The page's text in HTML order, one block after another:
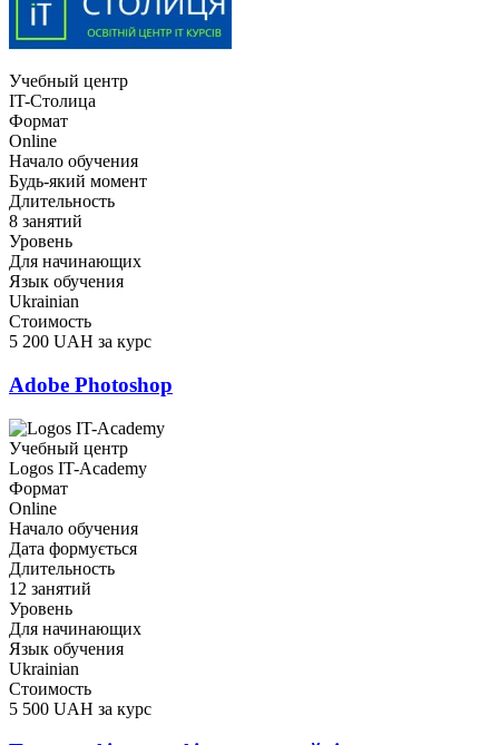
Учебный центр
IT-Столица
Формат
Online
Начало обучения
Будь-який момент
Длительность
8 занятий
Уровень
Для начинающих
Язык обучения
Ukrainian
Стоимость
5 200 UAH за курс
Adobe Photoshop
Учебный центр
Logos IT-Academy
Формат
Online
Начало обучения
Дата формується
Длительность
12 занятий
Уровень
Для начинающих
Язык обучения
Ukrainian
Стоимость
5 500 UAH за курс